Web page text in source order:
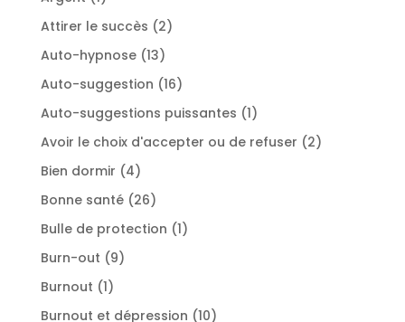
produit
Attirer le succès 22
Auto-hypnose 1313
produits
Auto-suggestion 1616
produits
Auto-suggestions puissantes 11
produit
Avoir le choix d'accepter ou de refuser 22
Bien dormir 44
produits
Bonne santé 2626
produits
Bulle de protection 11
Burn-out 99
Burnout 11
produit
Burnout et dépression 1010